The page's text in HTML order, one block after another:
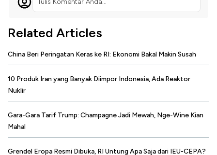
Tulis Komentar Anda...
Related Articles
China Beri Peringatan Keras ke RI: Ekonomi Bakal Makin Susah
10 Produk Iran yang Banyak Diimpor Indonesia, Ada Reaktor
Nuklir
Gara-Gara Tarif Trump: Champagne Jadi Mewah, Nge-Wine Kian
Mahal
Grendel Eropa Resmi Dibuka, RI Untung Apa Saja dari IEU-CEPA?